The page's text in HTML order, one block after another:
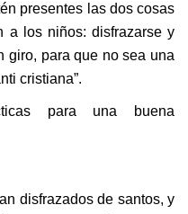
presentes las dos cosas
a los niños: disfrazarse y
giro, para que no sea una
cristiana”.
para una buena
disfrazados de santos, y